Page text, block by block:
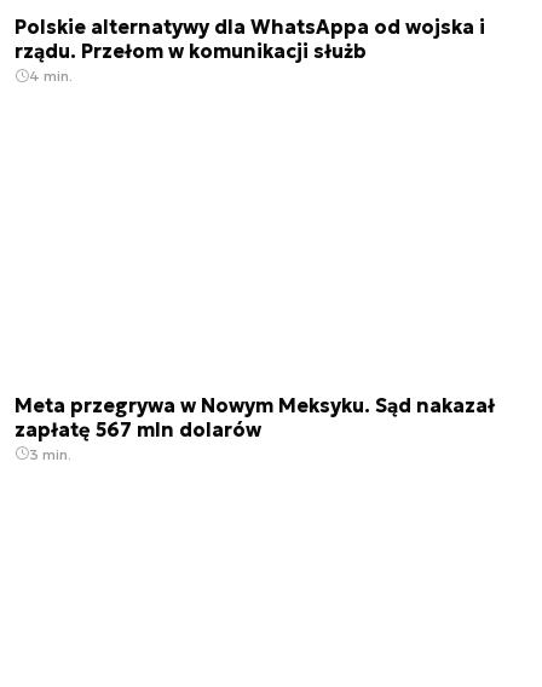
Polskie alternatywy dla WhatsAppa od wojska i
rządu. Przełom w komunikacji służb
4 min.
Meta przegrywa w Nowym Meksyku. Sąd nakazał
zapłatę 567 mln dolarów
3 min.